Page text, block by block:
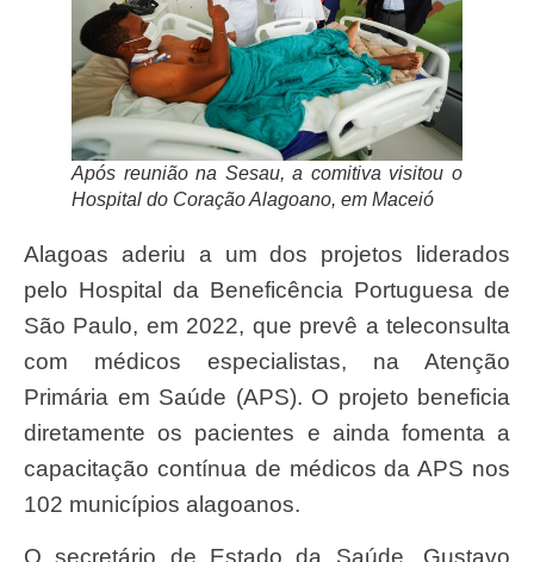
Após reunião na Sesau, a comitiva visitou o
Hospital do Coração Alagoano, em Maceió
Alagoas aderiu a um dos projetos liderados
pelo Hospital da Beneficência Portuguesa de
São Paulo, em 2022, que prevê a teleconsulta
com médicos especialistas, na Atenção
Primária em Saúde (APS). O projeto beneficia
diretamente os pacientes e ainda fomenta a
capacitação contínua de médicos da APS nos
102 municípios alagoanos.